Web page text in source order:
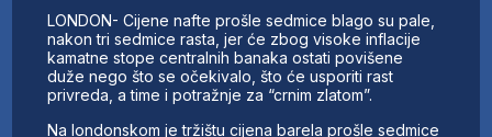
FINANSIJE
IZ STRANIH MEDIJA
AKTIVNOSTI
SWOT INTERVJU
UČLANI SE
LONDON- Cijene nafte prošle sedmice blago su pale,
nakon tri sedmice rasta, jer će zbog visoke inflacije
kamatne stope centralnih banaka ostati povišene
duže nego što se očekivalo, što će usporiti rast
privreda, a time i potražnje za “crnim zlatom”.
Na londonskom je tržištu cijena barela prošle sedmice